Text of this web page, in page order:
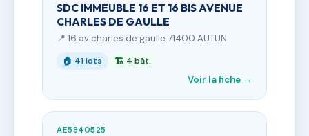
SDC IMMEUBLE 16 ET 16 BIS AVENUE
CHARLES DE GAULLE
📍 16 av charles de gaulle 71400 AUTUN
🏠 41 lots 🏗 4 bât.
Voir la fiche →
AE5840525